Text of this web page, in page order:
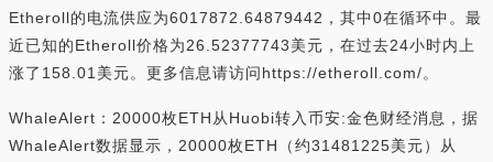
Etheroll的电流供应为6017872.64879442，其中0在循环中。最
近已知的Etheroll价格为26.52377743美元，在过去24小时内上
涨了158.01美元。更多信息请访问https://etheroll.com/。
WhaleAlert：20000枚ETH从Huobi转入币安:金色财经消息，据
WhaleAlert数据显示，20000枚ETH（约31481225美元）从